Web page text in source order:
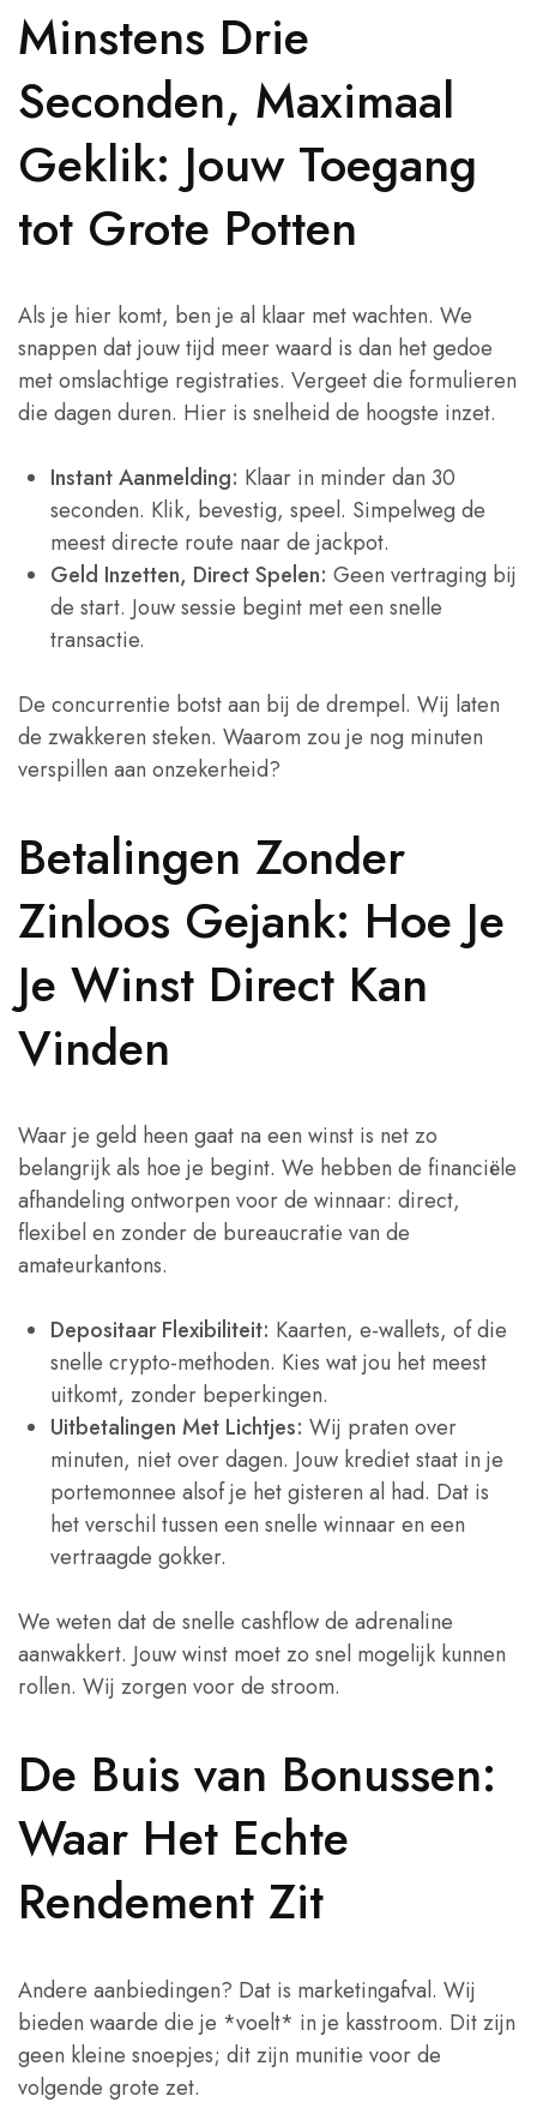
Minstens Drie
Seconden, Maximaal
Geklik: Jouw Toegang
tot Grote Potten
Als je hier komt, ben je al klaar met wachten. We
snappen dat jouw tijd meer waard is dan het gedoe
met omslachtige registraties. Vergeet die formulieren
die dagen duren. Hier is snelheid de hoogste inzet.
Instant Aanmelding: Klaar in minder dan 30
seconden. Klik, bevestig, speel. Simpelweg de
meest directe route naar de jackpot.
Geld Inzetten, Direct Spelen: Geen vertraging bij
de start. Jouw sessie begint met een snelle
transactie.
De concurrentie botst aan bij de drempel. Wij laten
de zwakkeren steken. Waarom zou je nog minuten
verspillen aan onzekerheid?
Betalingen Zonder
Zinloos Gejank: Hoe Je
Je Winst Direct Kan
Vinden
Waar je geld heen gaat na een winst is net zo
belangrijk als hoe je begint. We hebben de financiële
afhandeling ontworpen voor de winnaar: direct,
flexibel en zonder de bureaucratie van de
amateurkantons.
Depositaar Flexibiliteit: Kaarten, e-wallets, of die
snelle crypto-methoden. Kies wat jou het meest
uitkomt, zonder beperkingen.
Uitbetalingen Met Lichtjes: Wij praten over
minuten, niet over dagen. Jouw krediet staat in je
portemonnee alsof je het gisteren al had. Dat is
het verschil tussen een snelle winnaar en een
vertraagde gokker.
We weten dat de snelle cashflow de adrenaline
aanwakkert. Jouw winst moet zo snel mogelijk kunnen
rollen. Wij zorgen voor de stroom.
De Buis van Bonussen:
Waar Het Echte
Rendement Zit
Andere aanbiedingen? Dat is marketingafval. Wij
bieden waarde die je *voelt* in je kasstroom. Dit zijn
geen kleine snoepjes; dit zijn munitie voor de
volgende grote zet.